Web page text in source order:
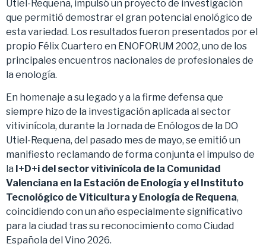
Utiel-Requena, impulsó un proyecto de investigación
que permitió demostrar el gran potencial enológico de
esta variedad. Los resultados fueron presentados por el
propio Félix Cuartero en ENOFORUM 2002, uno de los
principales encuentros nacionales de profesionales de
la enología.
En homenaje a su legado y a la firme defensa que
siempre hizo de la investigación aplicada al sector
vitivinícola, durante la Jornada de Enólogos de la DO
Utiel-Requena, del pasado mes de mayo, se emitió un
manifiesto reclamando de forma conjunta el impulso de
la I+D+i del sector vitivinícola de la Comunidad
Valenciana en la Estación de Enología y el Instituto
Tecnológico de Viticultura y Enología de Requena,
coincidiendo con un año especialmente significativo
para la ciudad tras su reconocimiento como Ciudad
Española del Vino 2026.